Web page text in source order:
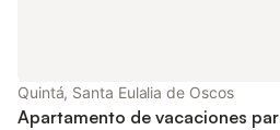
Quintá, Santa Eulalia de Oscos
Apartamento de vacaciones